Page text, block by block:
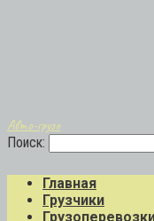
Авто-грузо
Поиск:
Главная
Грузчики